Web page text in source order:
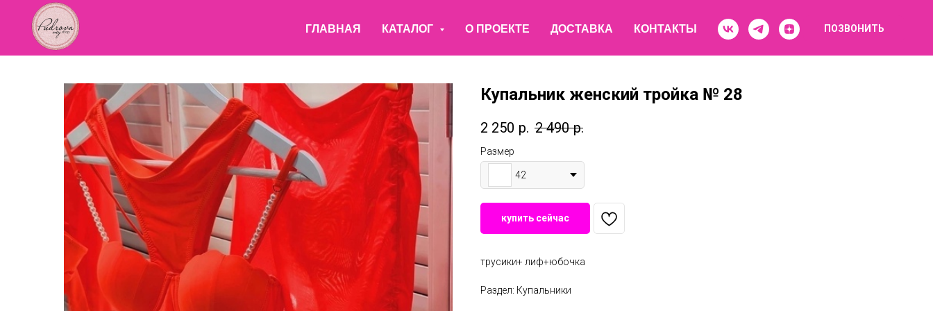
ГЛАВНАЯ КАТАЛОГ О ПРОЕКТЕ ДОСТАВКА КОНТАКТЫ ПОЗВОНИТЬ
Купальник женский тройка № 28
2 250 р. 2 490 р.
Размер
42
купить сейчас
трусики+ лиф+юбочка
Раздел: Купальники